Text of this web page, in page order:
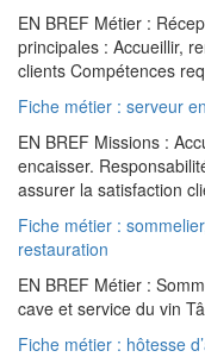
EN BREF Métier :
principales : Accueillir,
clients Compétences
Fiche métier : serveur
EN BREF Missions :
encaisser.
assurer la satisfaction
Fiche métier :
restauration
EN BREF Métier :
cave et service du vin
Fiche métier : hôtesse